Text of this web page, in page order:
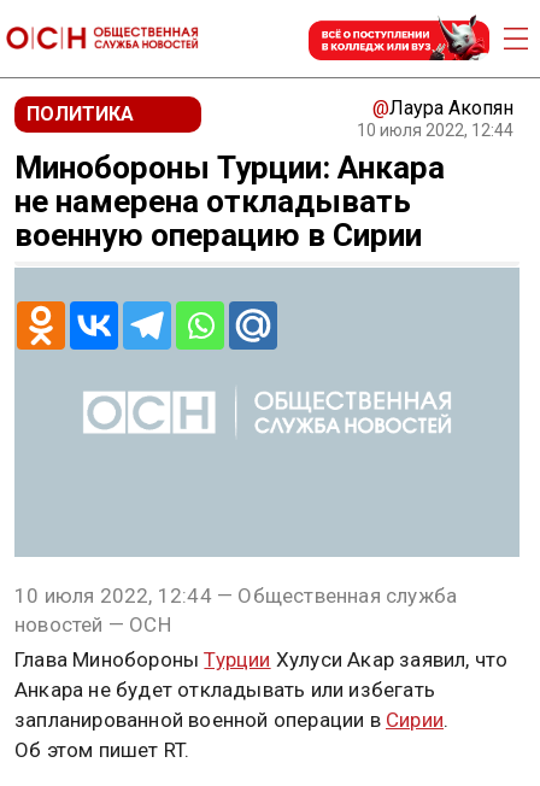
ПОЛИТИКА @Лаура Акопян
10 июля 2022, 12:44
Минобороны Турции: Анкара
не намерена откладывать
военную операцию в Сирии
10 июля 2022, 12:44 — Общественная служба
новостей — ОСН
Глава МинобороныТурции Хулуси Акар заявил, что
Анкара не будет откладывать или избегать
запланированной военной операции в Сирии.
Об этом пишет RT.